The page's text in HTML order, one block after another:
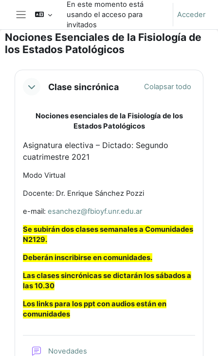
Salta al contenido principalEn este momento está
usando el acceso para
invitados
Acceder
Nociones Esenciales de la Fisiología de
los Estados Patológicos
Perfilado de sección
Clase sincrónica Colapsar todo
Nociones esenciales de la Fisiología de los
Estados Patológicos
Asignatura electiva – Dictado: Segundo
cuatrimestre 2021
Modo Virtual
Docente: Dr. Enrique Sánchez Pozzi
e-mail: esanchez@fbioyf.unr.edu.ar
Se subirán dos clases semanales a Comunidades
N2129.
Deberán inscribirse en comunidades.
Las clases sincrónicas se dictarán los sábados a
las 10.30
Los links para los ppt con audios están en
comunidades
Novedades